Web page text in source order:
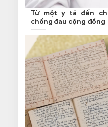
Từ một y tá đến
chống đau cộng đồng